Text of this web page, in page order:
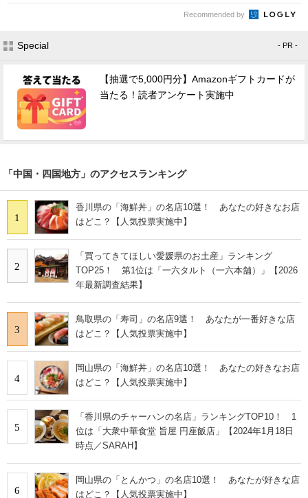
Recommended by
Special - PR -
【抽選で5,000円分】Amazonギフトカードが
当たる！読者アンケート実施中
「中国・四国地方」のアクセスランキング
1
香川県の「海鮮丼」の名店10選！ あなたの好きなお店
はどこ？【人気投票実施中】
2
「買ってきてほしい愛媛県のお土産」ランキング
TOP25！ 第1位は「一六タルト（一六本舗）」【2026
年最新調査結果】
3
鳥取県の「寿司」の名店9選！ あなたが一番好きな店
はどこ？【人気投票実施中】
4
岡山県の「海鮮丼」の名店10選！ あなたの好きなお店
はどこ？【人気投票実施中】
5
「香川県のチャーハンの名店」ランキングTOP10！ 1
位は「大衆中華食堂 旨屋 円座飯店」【2024年1月18日
時点／SARAH】
6
岡山県の「とんかつ」の名店10選！ あなたが好きな店
はどこ？【人気投票実施中】